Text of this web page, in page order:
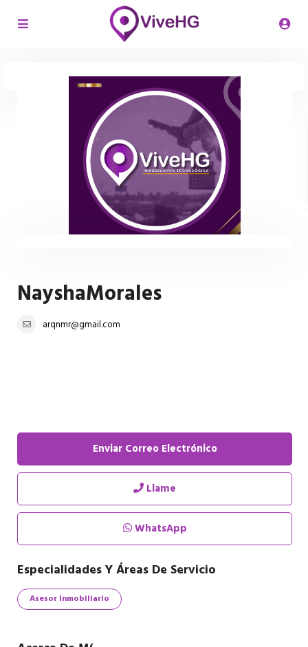
NayshaMorales
arqnmr@gmail.com
Enviar Correo Electrónico
Llame
WhatsApp
Especialidades Y Áreas De Servicio
Asesor Inmobiliario